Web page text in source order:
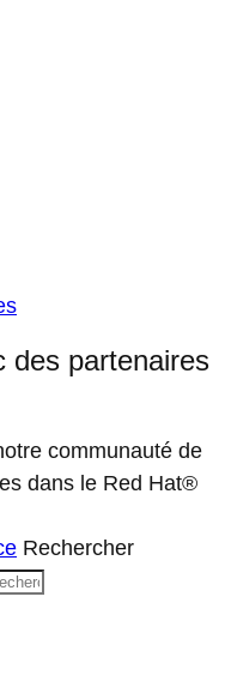
des partenaires
communauté de
dans le Red Hat®
Rechercher